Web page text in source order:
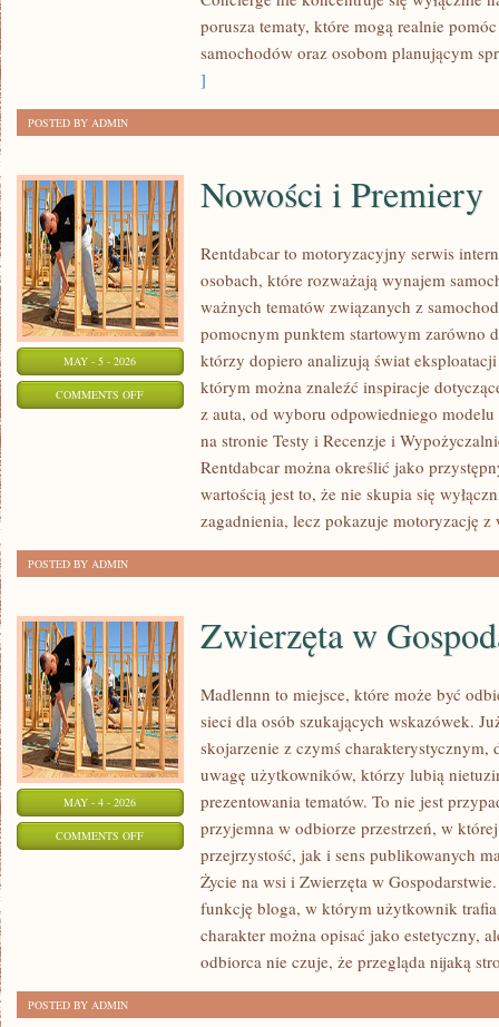
porusza tematy, które mogą realnie
samochodów oraz osobom planującym
]
POSTED BY ADMIN
MAY - 5 - 2026
COMMENTS OFFON
Nowości i Premiery
Rentdabcar to motoryzacyjny serwis
osobach, które rozważają wynajem
ważnych tematów związanych z
pomocnym punktem startowym zarówno
którzy dopiero analizują świat
którym można znaleźć inspiracje
z auta, od wyboru odpowiedniego
na stronie Testy i Recenzje i
Rentdabcar można określić jako
wartością jest to, że nie skupia się
zagadnienia, lecz pokazuje motoryzację z
POSTED BY ADMIN
MAY - 4 - 2026
COMMENTS OFFON
ZWIERZĘTA
GOSPODARSTWIE
Zwierzęta w
Madlennn to miejsce, które może być
sieci dla osób szukających wskazówek.
skojarzenie z czymś charakterystycznym,
uwagę użytkowników, którzy lubią
prezentowania tematów. To nie jest
przyjemna w odbiorze przestrzeń, w
przejrzystość, jak i sens publikowanych
Życie na wsi i Zwierzęta w
funkcję bloga, w którym użytkownik trafia
charakter można opisać jako estetyczny,
odbiorca nie czuje, że przegląda nijaką
POSTED BY ADMIN